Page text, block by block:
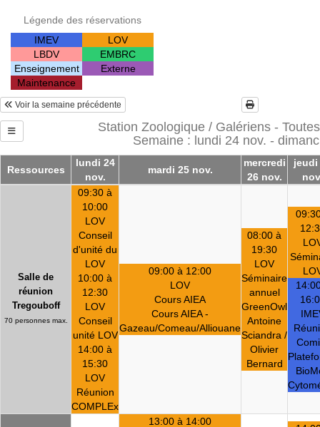
Légende des réservations
IMEV
LOV
LBDV
EMBRC
Enseignement
Externe
Maintenance
Voir la semaine précédente
Station Zoologique / Galériens -
Semaine : lundi 24 nov. -
Ressources
lundi 24
nov.
mardi 25 nov.
mercredi
26 nov.
jeudi
Salle de
réunion
Tregouboff
70 personnes max.
09:30 à
10:00
LOV
Conseil
d'unité du
LOV
10:00 à
12:30
LOV
Conseil
unité LOV
14:00 à
15:30
LOV
Réunion
COMPLEx
09:00 à 12:00
LOV
Cours AIEA
Cours AIEA -
Gazeau/Comeau/Alliouane
08:00 à
19:30
LOV
Séminaire
annuel
GreenOwl
Antoine
Sciandra /
Olivier
Bernard
13:00 à 14:00